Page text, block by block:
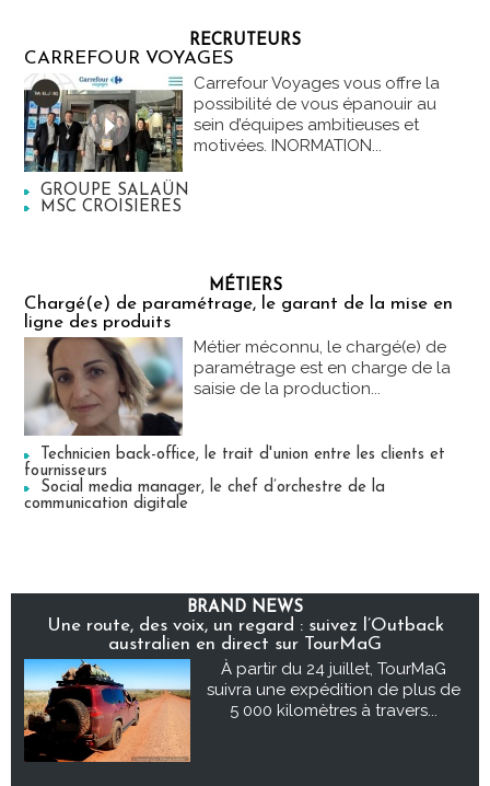
RECRUTEURS
CARREFOUR VOYAGES
Carrefour Voyages vous offre la
possibilité de vous épanouir au
sein d’équipes ambitieuses et
motivées. INORMATION...
GROUPE SALAÜN
MSC CROISIERES
MÉTIERS
Chargé(e) de paramétrage, le garant de la mise en
ligne des produits
Métier méconnu, le chargé(e) de
paramétrage est en charge de la
saisie de la production...
Technicien back-office, le trait d'union entre les clients et
fournisseurs
Social media manager, le chef d’orchestre de la
communication digitale
BRAND NEWS
Une route, des voix, un regard : suivez l’Outback
australien en direct sur TourMaG
À partir du 24 juillet, TourMaG
suivra une expédition de plus de
5 000 kilomètres à travers...